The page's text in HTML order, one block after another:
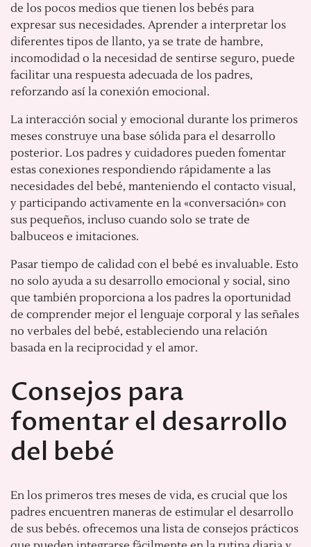
de los pocos medios que tienen los bebés para
expresar sus necesidades. Aprender a interpretar los
diferentes tipos de llanto, ya se trate de hambre,
incomodidad o la necesidad de sentirse seguro, puede
facilitar una respuesta adecuada de los padres,
reforzando así la conexión emocional.
La interacción social y emocional durante los primeros
meses construye una base sólida para el desarrollo
posterior. Los padres y cuidadores pueden fomentar
estas conexiones respondiendo rápidamente a las
necesidades del bebé, manteniendo el contacto visual,
y participando activamente en la «conversación» con
sus pequeños, incluso cuando solo se trate de
balbuceos e imitaciones.
Pasar tiempo de calidad con el bebé es invaluable. Esto
no solo ayuda a su desarrollo emocional y social, sino
que también proporciona a los padres la oportunidad
de comprender mejor el lenguaje corporal y las señales
no verbales del bebé, estableciendo una relación
basada en la reciprocidad y el amor.
Consejos para
fomentar el desarrollo
del bebé
En los primeros tres meses de vida, es crucial que los
padres encuentren maneras de estimular el desarrollo
de sus bebés. ofrecemos una lista de consejos prácticos